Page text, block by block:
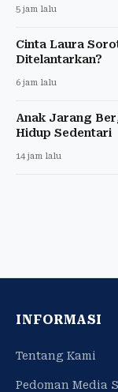
5 jam lalu
Cinta Laura
Ditelantarkan?
6 jam lalu
Anak Jarang
Hidup Sedentari
14 jam lalu
INFORMASI
Tentang Kami
Pedoman Media